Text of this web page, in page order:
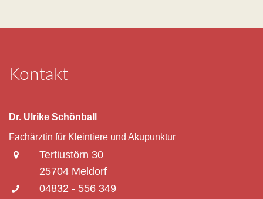
Kontakt
Dr. Ulrike Schönball
Fachärztin für Kleintiere und Akupunktur
Tertiustörn 30
25704 Meldorf
04832 - 556 349